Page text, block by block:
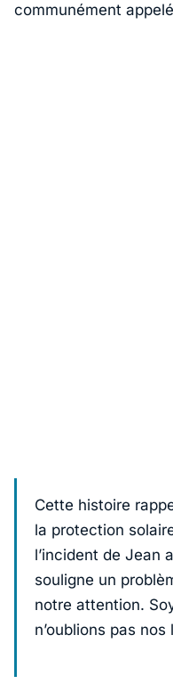
communément
Cette histoire
la protection
l’incident de Jean
souligne un
notre attention.
n’oublions pas